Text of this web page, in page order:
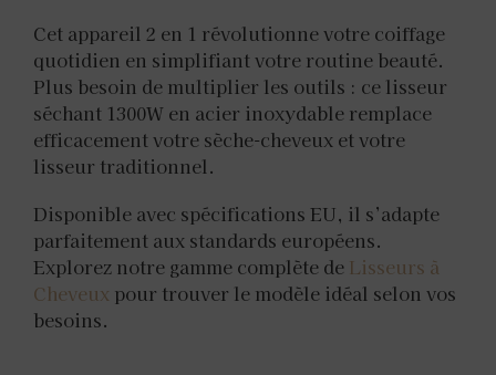
Cet appareil 2 en 1 révolutionne votre coiffage
quotidien en simplifiant votre routine beauté.
Plus besoin de multiplier les outils : ce lisseur
séchant 1300W en acier inoxydable remplace
efficacement votre sèche-cheveux et votre
lisseur traditionnel.
Disponible avec spécifications EU, il s’adapte
parfaitement aux standards européens.
Explorez notre gamme complète de Lisseurs à
Cheveux pour trouver le modèle idéal selon vos
besoins.